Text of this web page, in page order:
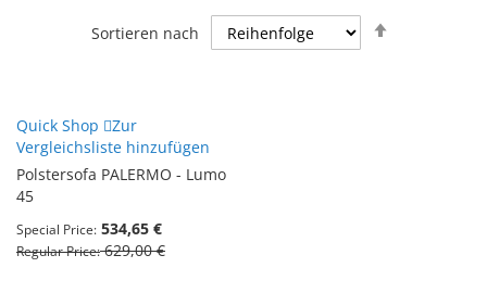
Sortieren nach
Quick Shop
Zur
Vergleichsliste hinzufügen
Polstersofa PALERMO - Lumo
45
Special Price 534,65 €
Regular Price 629,00 €